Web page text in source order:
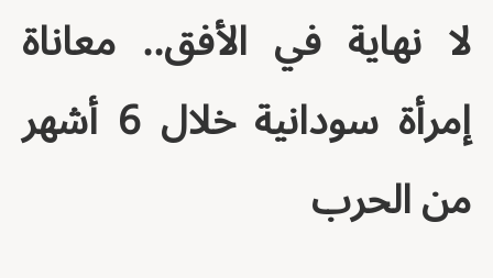
لا نهاية في الأفق.. معاناة
إمرأة سودانية خلال 6 أشهر
من الحرب